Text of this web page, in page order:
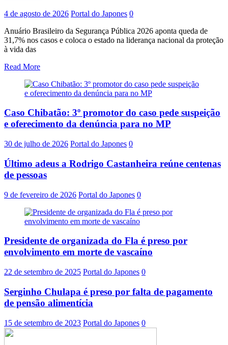
4 de agosto de 2026 Portal do Japones 0
Anuário Brasileiro da Segurança Pública 2026 aponta queda de
31,7% nos casos e coloca o estado na liderança nacional da proteção
à vida das
Read More
Caso Chibatão: 3º promotor do caso pede suspeição
e oferecimento da denúncia para no MP
30 de julho de 2026 Portal do Japones 0
Último adeus a Rodrigo Castanheira reúne centenas
de pessoas
9 de fevereiro de 2026 Portal do Japones 0
Presidente de organizada do Fla é preso por
envolvimento em morte de vascaíno
22 de setembro de 2025 Portal do Japones 0
Serginho Chulapa é preso por falta de pagamento
de pensão alimentícia
15 de setembro de 2023 Portal do Japones 0